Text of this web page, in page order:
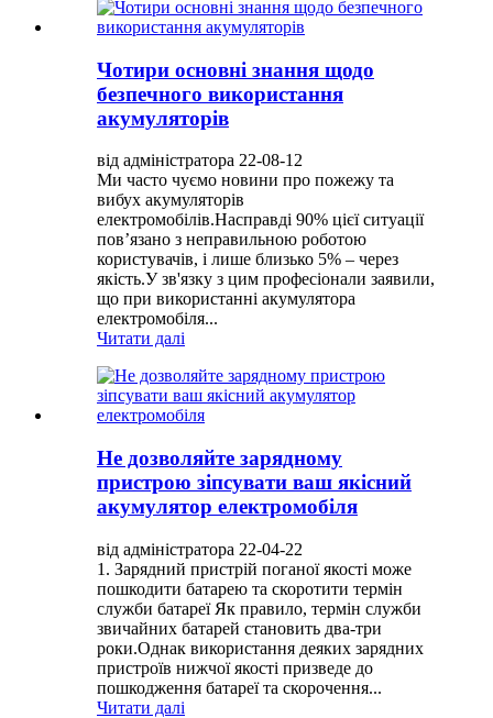
Чотири основні знання щодо
безпечного використання
акумуляторів
від адміністратора 22-08-12
Ми часто чуємо новини про пожежу та
вибух акумуляторів
електромобілів.Насправді 90% цієї ситуації
пов’язано з неправильною роботою
користувачів, і лише близько 5% – через
якість.У зв'язку з цим професіонали заявили,
що при використанні акумулятора
електромобіля...
Читати далі
Не дозволяйте зарядному
пристрою зіпсувати ваш якісний
акумулятор електромобіля
від адміністратора 22-04-22
1. Зарядний пристрій поганої якості може
пошкодити батарею та скоротити термін
служби батареї Як правило, термін служби
звичайних батарей становить два-три
роки.Однак використання деяких зарядних
пристроїв нижчої якості призведе до
пошкодження батареї та скорочення...
Читати далі